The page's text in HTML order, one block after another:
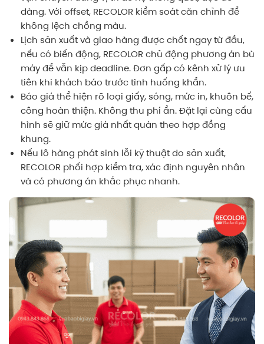
dàng. Với offset, RECOLOR kiểm soát căn chỉnh để
không lệch chồng màu.
Lịch sản xuất và giao hàng được chốt ngay từ đầu,
nếu có biến động, RECOLOR chủ động phương án bù
máy để vẫn kịp deadline. Đơn gấp có kênh xử lý ưu
tiên khi khách báo trước tình huống khẩn.
Báo giá thể hiện rõ loại giấy, sóng, mức in, khuôn bế,
công hoàn thiện. Không thu phí ẩn. Đặt lại cùng cấu
hình sẽ giữ mức giá nhất quán theo hợp đồng
khung.
Nếu lô hàng phát sinh lỗi kỹ thuật do sản xuất,
RECOLOR phối hợp kiểm tra, xác định nguyên nhân
và có phương án khắc phục nhanh.